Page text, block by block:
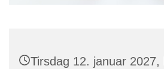
Tirsdag 12. januar 2027,